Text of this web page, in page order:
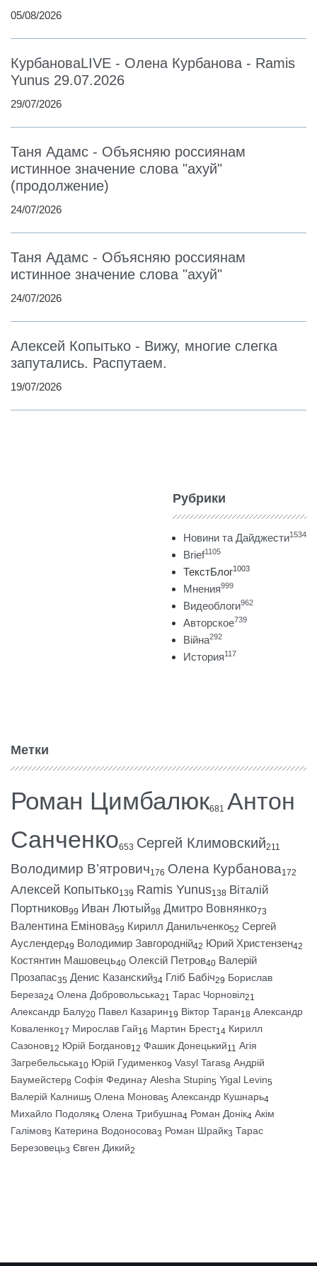
05/08/2026
КурбановаLIVE - Олена Курбанова - Ramis
Yunus 29.07.2026
29/07/2026
Таня Адамс - Объясняю россиянам
истинное значение слова "ахуй"
(продолжение)
24/07/2026
Таня Адамс - Объясняю россиянам
истинное значение слова "ахуй"
24/07/2026
Алексей Копытько - Вижу, многие слегка
запутались. Распутаем.
19/07/2026
Рубрики
Новини та Дайджести1534
Brief1105
ТекстБлог1003
Мнения999
Видеоблоги962
Авторское739
Війна292
История117
Метки
Роман Цимбалюк681 Антон
Санченко653 Сергей Климовский211
Володимир В’ятрович176 Олена Курбанова172
Алексей Копытько139 Ramis Yunus138 Віталій
Портников99 Иван Лютый98 Дмитро Вовнянко73
Валентина Емінова59 Кирилл Данильченко52 Сергей
Ауслендер49 Володимир Завгородній42 Юрий Христензен42
Костянтин Машовець40 Олексій Петров40 Валерій
Прозапас35 Денис Казанский34 Гліб Бабіч29 Борислав
Береза24 Олена Добровольська21 Тарас Чорновіл21
Александр Балу20 Павел Казарин19 Віктор Таран18 Александр
Коваленко17 Мирослав Гай16 Мартин Брест14 Кирилл
Сазонов12 Юрій Богданов12 Фашик Донецький11 Агія
Загребельська10 Юрій Гудименко9 Vasyl Taras8 Андрій
Баумейстер8 Софія Федина7 Alesha Stupin5 Yigal Levin5
Валерій Калниш5 Олена Монова5 Александр Кушнарь4
Михайло Подоляк4 Олена Трибушна4 Роман Донік4 Акім
Галімов3 Катерина Водоносова3 Роман Шрайк3 Тарас
Березовець3 Євген Дикий2